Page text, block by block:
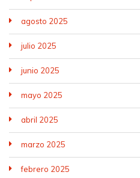
agosto 2025
julio 2025
junio 2025
mayo 2025
abril 2025
marzo 2025
febrero 2025